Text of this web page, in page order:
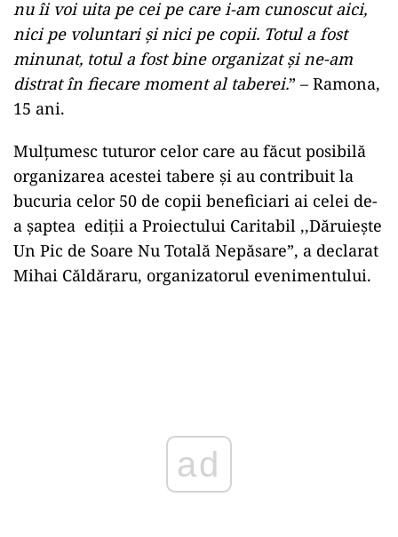
nu îi voi uita pe cei pe care i-am cunoscut aici,
nici pe voluntari și nici pe copii. Totul a fost
minunat, totul a fost bine organizat și ne-am
distrat în fiecare moment al taberei.” – Ramona,
15 ani.
Mulțumesc tuturor celor care au făcut posibilă
organizarea acestei tabere și au contribuit la
bucuria celor 50 de copii beneficiari ai celei de-
a șaptea ediții a Proiectului Caritabil ,,Dăruiește
Un Pic de Soare Nu Totală Nepăsare”, a declarat
Mihai Căldăraru, organizatorul evenimentului.
ad